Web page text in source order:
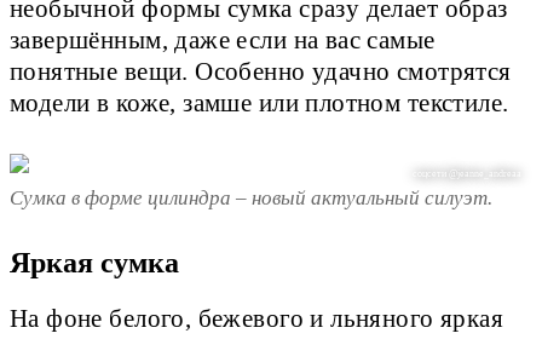
необычной формы сумка сразу делает образ
завершённым, даже если на вас самые
понятные вещи. Особенно удачно смотрятся
модели в коже, замше или плотном текстиле.
соцсети @jeanne_andreaa
Сумка в форме цилиндра – новый актуальный силуэт.
Яркая сумка
На фоне белого, бежевого и льняного яркая